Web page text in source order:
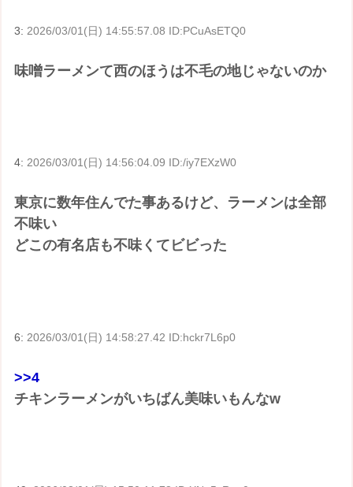
3: 2026/03/01(日) 14:55:57.08 ID:PCuAsETQ0
味噌ラーメンて西のほうは不毛の地じゃないのか
4: 2026/03/01(日) 14:56:04.09 ID:/iy7EXzW0
東京に数年住んでた事あるけど、ラーメンは全部
不味い
どこの有名店も不味くてビビった
6: 2026/03/01(日) 14:58:27.42 ID:hckr7L6p0
>>4
チキンラーメンがいちばん美味いもんなw